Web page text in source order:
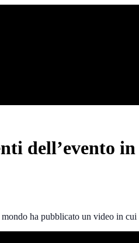
dell’evento
ha pubblicato un video in